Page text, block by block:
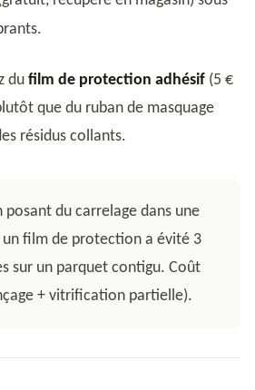
du film de protection adhésif (5 €
que du ruban de masquage
résidus collants.
posant du carrelage dans une
un film de protection a évité 3
sur un parquet contigu. Coût
+ vitrification partielle).